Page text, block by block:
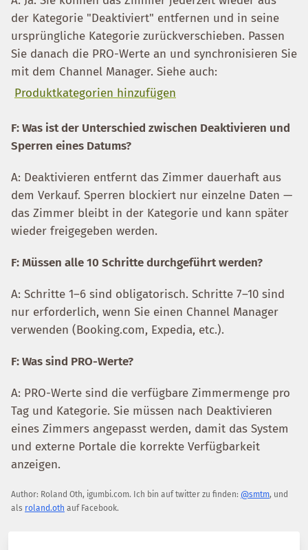
der Kategorie "Deaktiviert" entfernen und in seine
ursprüngliche Kategorie zurückverschieben. Passen
Sie danach die PRO-Werte an und synchronisieren Sie
mit dem Channel Manager. Siehe auch:
Produktkategorien hinzufügen
F: Was ist der Unterschied zwischen Deaktivieren und
Sperren eines Datums?
A: Deaktivieren entfernt das Zimmer dauerhaft aus
dem Verkauf. Sperren blockiert nur einzelne Daten —
das Zimmer bleibt in der Kategorie und kann später
wieder freigegeben werden.
F: Müssen alle 10 Schritte durchgeführt werden?
A: Schritte 1–6 sind obligatorisch. Schritte 7–10 sind
nur erforderlich, wenn Sie einen Channel Manager
verwenden (Booking.com, Expedia, etc.).
F: Was sind PRO-Werte?
A: PRO-Werte sind die verfügbare Zimmermenge pro
Tag und Kategorie. Sie müssen nach Deaktivieren
eines Zimmers angepasst werden, damit das System
und externe Portale die korrekte Verfügbarkeit
anzeigen.
Author: Roland Oth, igumbi.com. Ich bin auf twitter zu finden: @smtm, und
als roland.oth auf Facebook.